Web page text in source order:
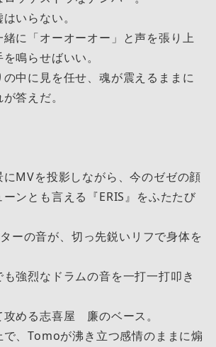
いらない。
に「オーオーオー」と声を張り上
鳴らせばいい。
中に見を任せ、魂が震えるままに
答えだ。
MVを投影しながら、今のゼゼの顔
ンとも言える『ERIS』をふたたび
ーの音が、切っ先鋭いリフで身体を
強烈なドラムの音を一打一打叩き
める志喜屋 廉のベース。
、Tomoが沸き立つ感情のままに煽